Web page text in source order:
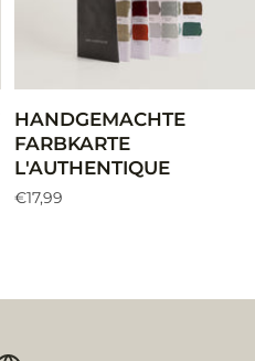
HANDGEMACHTE
FARBKARTE
L'AUTHENTIQUE
Angebotspreis
€17,99